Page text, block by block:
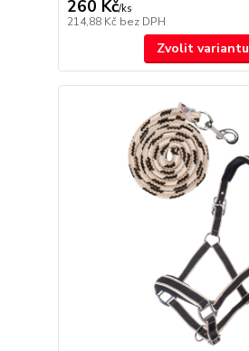
260 Kč/ks
214,88 Kč bez DPH
Zvolit variantu